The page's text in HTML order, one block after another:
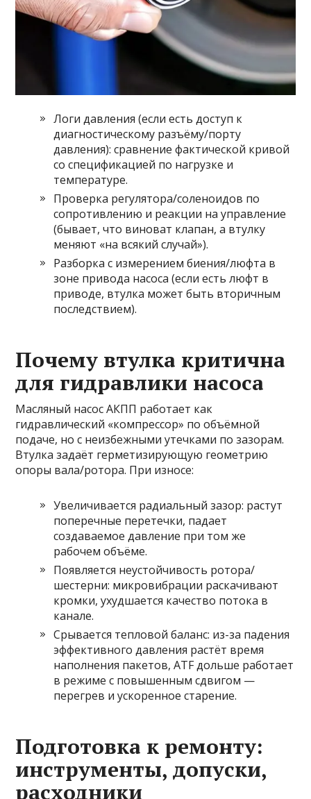
Логи давления (если есть доступ к
диагностическому разъёму/порту
давления): сравнение фактической кривой
со спецификацией по нагрузке и
температуре.
Проверка регулятора/соленоидов по
сопротивлению и реакции на управление
(бывает, что виноват клапан, а втулку
меняют «на всякий случай»).
Разборка с измерением биения/люфта в
зоне привода насоса (если есть люфт в
приводе, втулка может быть вторичным
последствием).
Почему втулка критична
для гидравлики насоса
Масляный насос АКПП работает как
гидравлический «компрессор» по объёмной
подаче, но с неизбежными утечками по зазорам.
Втулка задаёт герметизирующую геометрию
опоры вала/ротора. При износе:
Увеличивается радиальный зазор: растут
поперечные перетечки, падает
создаваемое давление при том же
рабочем объёме.
Появляется неустойчивость ротора/
шестерни: микровибрации раскачивают
кромки, ухудшается качество потока в
канале.
Срывается тепловой баланс: из-за падения
эффективного давления растёт время
наполнения пакетов, ATF дольше работает
в режиме с повышенным сдвигом —
перегрев и ускоренное старение.
Подготовка к ремонту:
инструменты, допуски,
расходники